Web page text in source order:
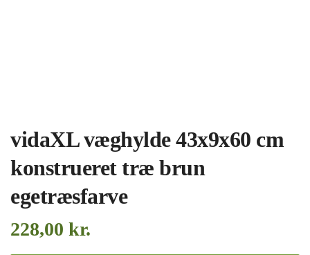
vidaXL væghylde 43x9x60 cm
konstrueret træ brun
egetræsfarve
228,00 kr.